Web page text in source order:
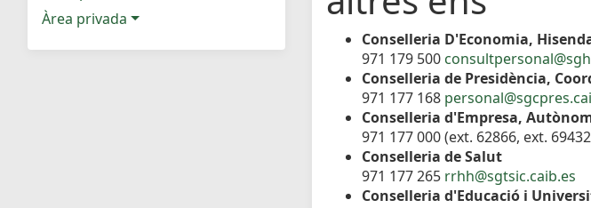
Àrea privada
Conselleria D'Economia,
971 179 500
Conselleria de Presidència,
971 177 168
Conselleria d'Empresa,
971 177 000 (ext. 62866, ext.
Conselleria de Salut
971 177 265 rrhh@sgtsic.caib.es
Conselleria d'Educació i